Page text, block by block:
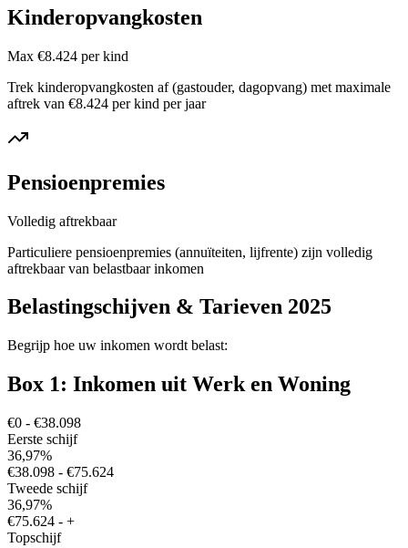
Kinderopvangkosten
Max €8.424 per kind
Trek kinderopvangkosten af (gastouder, dagopvang) met maximale
aftrek van €8.424 per kind per jaar
Pensioenpremies
Volledig aftrekbaar
Particuliere pensioenpremies (annuïteiten, lijfrente) zijn volledig
aftrekbaar van belastbaar inkomen
Belastingschijven & Tarieven 2025
Begrijp hoe uw inkomen wordt belast:
Box 1: Inkomen uit Werk en Woning
€0 - €38.098
Eerste schijf
36,97%
€38.098 - €75.624
Tweede schijf
36,97%
€75.624 - +
Topschijf